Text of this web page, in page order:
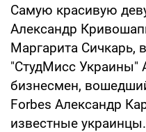
Самую красивую
Александр
Маргарита Сичкарь,
"СтудМисс Украины"
бизнесмен,
Forbes Александр
известные украинцы.